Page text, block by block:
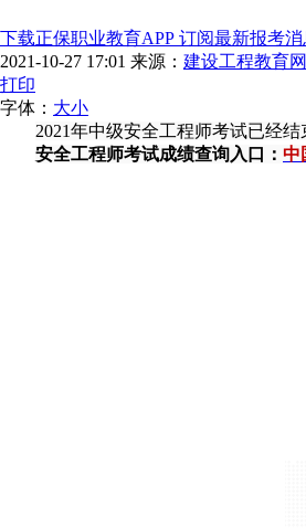
下载正保职业教育APP 订阅最新报考消
2021-10-27 17:01 来源： 建设工程教育网
打印
字体： 大小
2021年中级安全工程师考试已经
安全工程师考试成绩查询入口： 中